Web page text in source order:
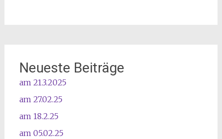
Neueste Beiträge
am 21.3.2025
am 27.02.25
am 18.2.25
am 05.02.25